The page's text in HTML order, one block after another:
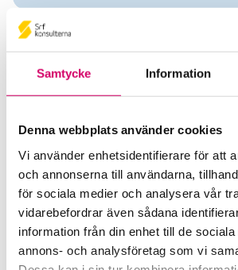
Samtycke Information
Denna webbplats använder cookies
Vi använder enhetsidentifierare för att
och annonserna till användarna,
för sociala medier och analysera vår
vidarebefordrar även sådana
information från din enhet till de
annons- och analysföretag som vi
Louise Backskär
Auktoriserad
PR Revision & Redovisning AB
Oskarshamn
Mobiltelefon